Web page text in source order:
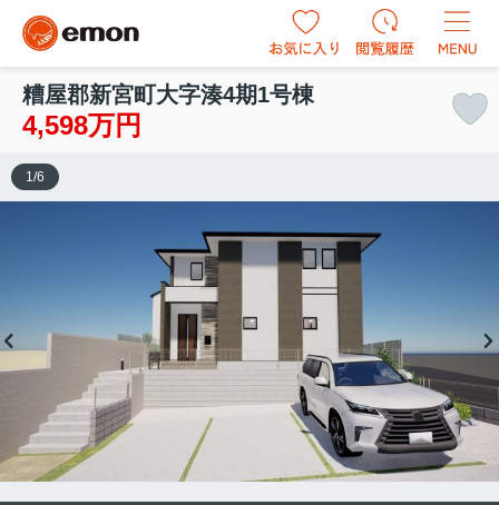
糟屋郡新宮町大字湊4期1号棟
4,598万円
1 /6